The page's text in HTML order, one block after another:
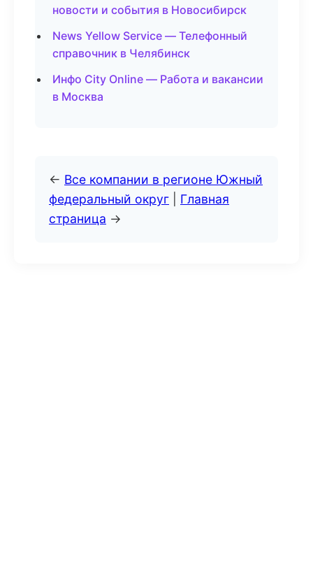
новости и события в Новосибирск
News Yellow Service — Телефонный
справочник в Челябинск
Инфо City Online — Работа и вакансии
в Москва
← Все компании в регионе Южный
федеральный округ
Главная
страница →